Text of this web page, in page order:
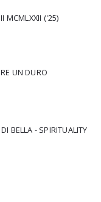
MCMLXXII ('25)
UN DURO
BELLA - SPIRITUALITY